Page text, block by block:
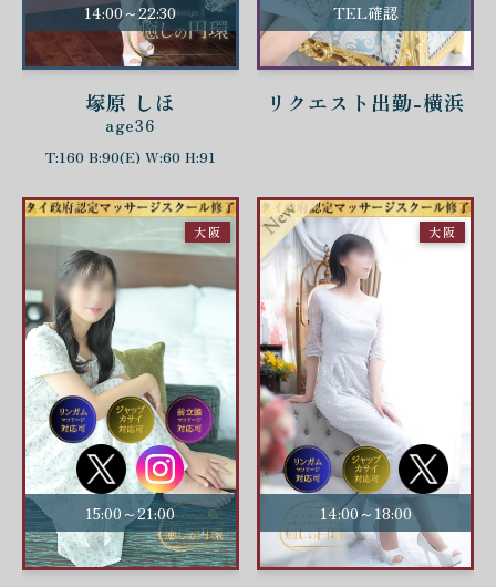
14:00～22:30
塚原 しほ
age36
T:160 B:90(E) W:60 H:91
TEL確認
リクエスト出勤-横浜
15:00～21:00
大阪
14:00～18:00
大阪